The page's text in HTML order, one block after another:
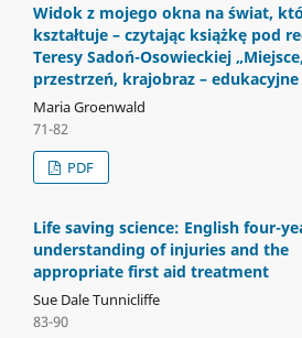
Widok z mojego okna na świat,
kształtuje – czytając książkę pod
Teresy Sadoń-Osowieckiej „Miejsce,
przestrzeń, krajobraz –
Maria Groenwald
71-82
PDF
Life saving science: English four-
understanding of injuries and the
appropriate first aid treatment
Sue Dale Tunnicliffe
83-90